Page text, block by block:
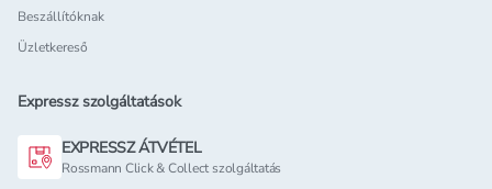
Beszállítóknak
Üzletkereső
Expressz szolgáltatások
EXPRESSZ ÁTVÉTEL
Rossmann Click & Collect szolgáltatás